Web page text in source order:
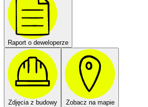
Raport o deweloperze
Zdjęcia z budowy Zobacz na mapie